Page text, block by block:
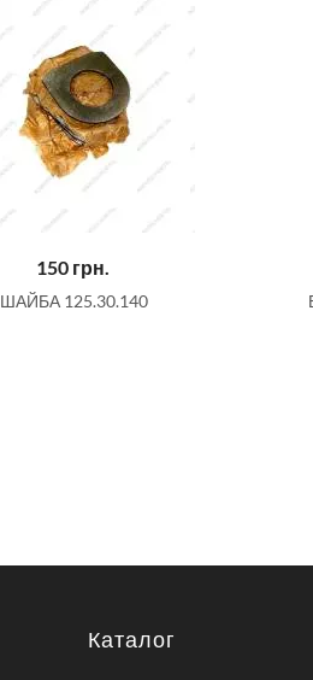
150 грн.
ШАЙБА 125.30.140
Каталог